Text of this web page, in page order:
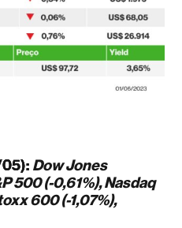
05): Dow Jones
500 (-0,61%), Nasdaq
600 (-1,07%),